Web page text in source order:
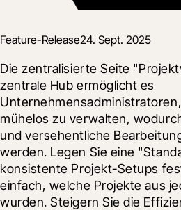
Feature-Release24. Sept. 2025
Die zentralisierte Seite
zentrale Hub ermöglicht es
mühelos zu verwalten,
und versehentliche
werden. Legen Sie eine
konsistente Projekt-Setups
einfach, welche Projekte aus
wurden. Steigern Sie die